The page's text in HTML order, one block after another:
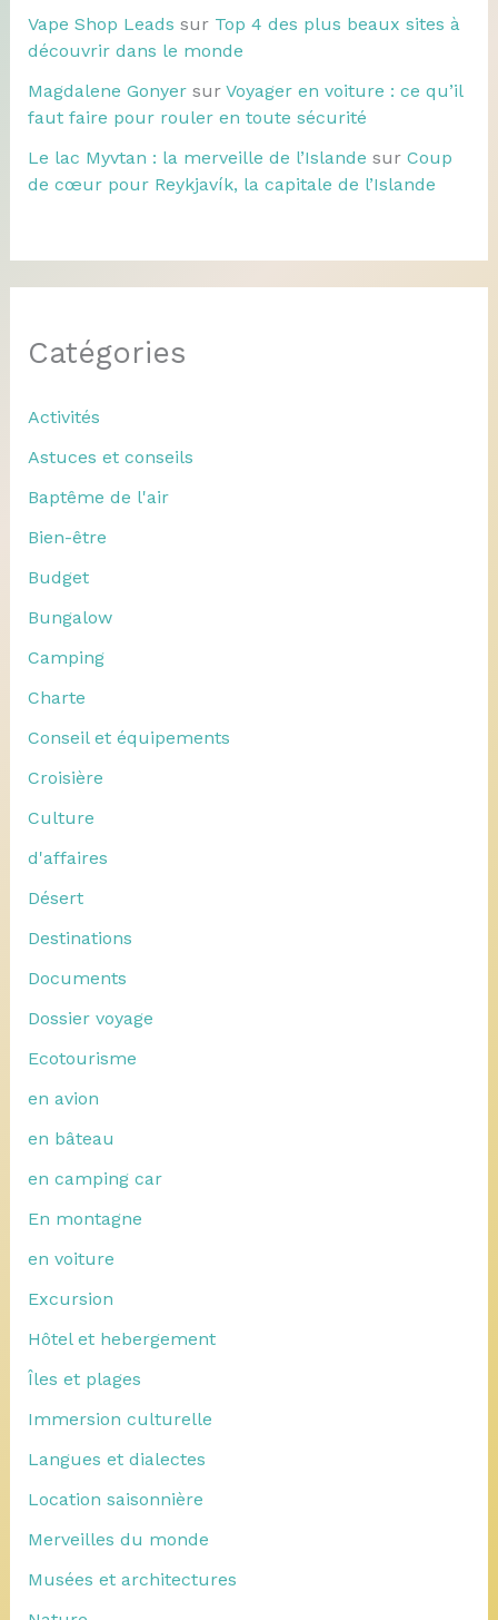
Vape Shop Leads sur Top 4 des plus beaux sites à
découvrir dans le monde
Magdalene Gonyersur Voyager en voiture : ce qu’il
faut faire pour rouler en toute sécurité
Le lac Myvtan : la merveille de l’Islande sur Coup
de cœur pour Reykjavík, la capitale de l’Islande
Catégories
Activités
Astuces et conseils
Baptême de l'air
Bien-être
Budget
Bungalow
Camping
Charte
Conseil et équipements
Croisière
Culture
d'affaires
Désert
Destinations
Documents
Dossier voyage
Ecotourisme
en avion
en bâteau
en camping car
En montagne
en voiture
Excursion
Hôtel et hebergement
Îles et plages
Immersion culturelle
Langues et dialectes
Location saisonnière
Merveilles du monde
Musées et architectures